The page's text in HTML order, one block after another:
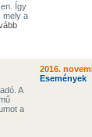
Így
mely a
A
a
2016.
Események